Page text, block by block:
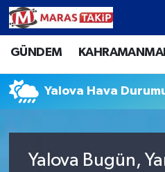
GÜNDEM
Yalova Hava
Yalova Bugün,
Kahramanmaraş
Kahramanmaraş Hava
Kahramanmaraş